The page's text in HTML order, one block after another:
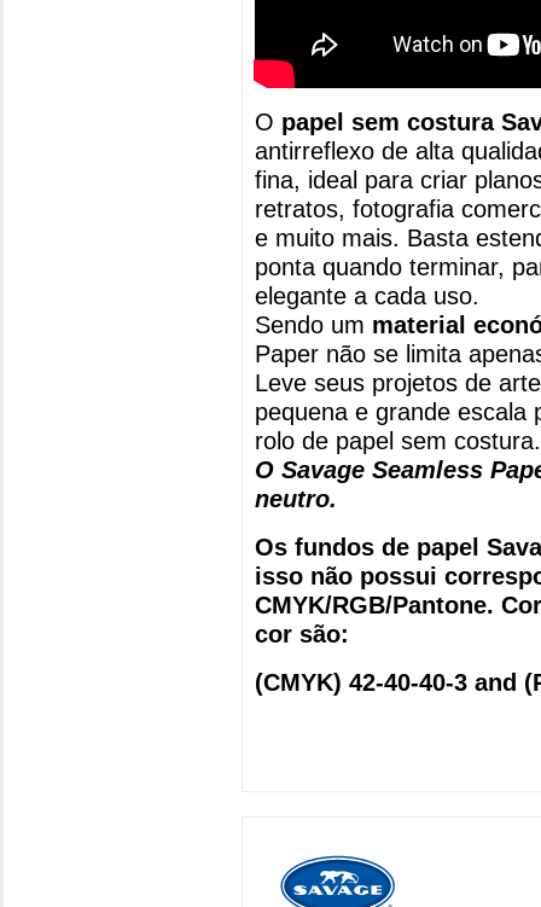
O papel sem costura
antirreflexo de alta
fina, ideal para criar
retratos, fotografia
e muito mais. Basta
ponta quando terminar,
elegante a cada uso.
Sendo um material
Paper não se limita
Leve seus projetos de
pequena e grande escala
rolo de papel sem costura.
O Savage Seamless
neutro.
Os fundos de papel
isso não possui
CMYK/RGB/Pantone.
cor são:
(CMYK) 42-40-40-3 and